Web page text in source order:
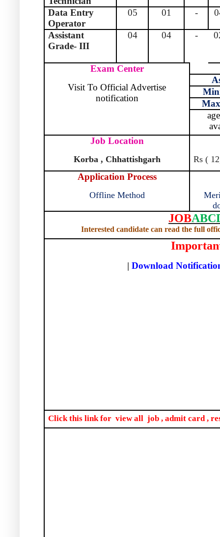
Data Entry
Operator
05 01 -
Assistant
Grade- III
04 04 -
Exam Center
Visit To Official Advertise
notification
Job Location
Korba , Chhattishgarh Rs (
Application Process
Offline Method
JOB
Interested candidate can read the full
| Download
Click this link for view all job , admit card ,